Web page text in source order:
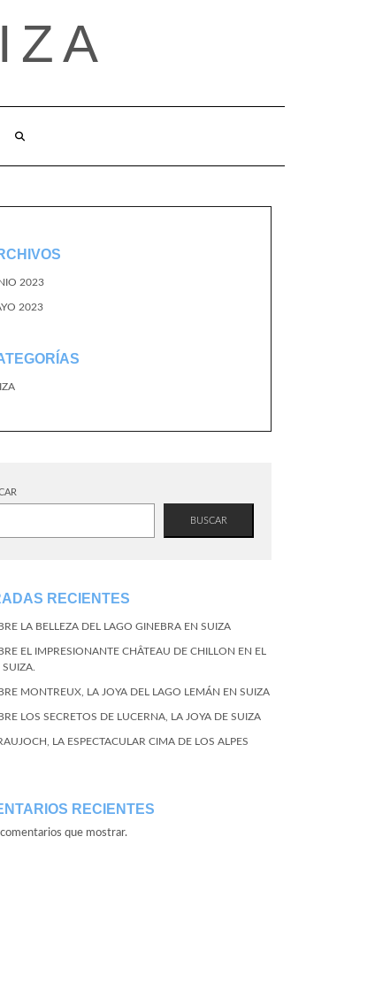
2023
2023
BUSCAR
RECIENTES
LA BELLEZA DEL LAGO GINEBRA EN SUIZA
EL IMPRESIONANTE CHÂTEAU DE CHILLON EN EL
MONTREUX, LA JOYA DEL LAGO LEMÁN EN SUIZA
LOS SECRETOS DE LUCERNA, LA JOYA DE SUIZA
LA ESPECTACULAR CIMA DE LOS ALPES
RECIENTES
que mostrar.